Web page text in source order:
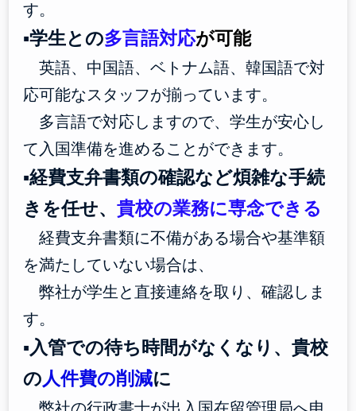
す。
▪学生との多言語対応が可能
英語、中国語、ベトナム語、韓国語で対
応可能なスタッフが揃っています。
多言語で対応しますので、学生が安心し
て入国準備を進めることができます。
▪経費支弁書類の確認など煩雑な手続
きを任せ、貴校の業務に専念できる
経費支弁書類に不備がある場合や基準額
を満たしていない場合は、
弊社が学生と直接連絡を取り、確認しま
す。
▪入管での待ち時間がなくなり、貴校
の人件費の削減に